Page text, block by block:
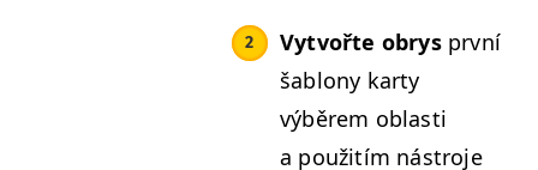
Vytvořte obrysprvní
šablony kar­ty
výběrem oblasti
a použitím nástro­je